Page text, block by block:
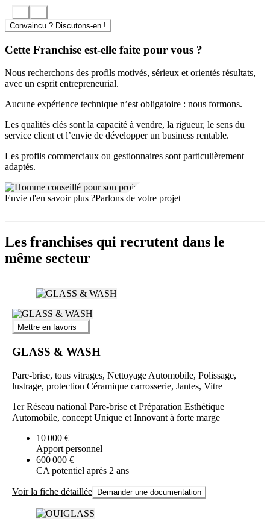
Convaincu ? Discutons-en !
Cette Franchise est-elle faite pour vous ?
Nous recherchons des profils motivés, sérieux et orientés résultats,
avec un esprit entrepreneurial.
Aucune expérience technique n’est obligatoire : nous formons.
Les qualités clés sont la capacité à vendre, la rigueur, le sens du
service client et l’envie de développer un business rentable.
Les profils commerciaux ou gestionnaires sont particulièrement
adaptés.
Envie d'en savoir plus ?Parlons de votre projet
Les franchises qui recrutent dans le
même secteur
Mettre en favoris
GLASS & WASH
Pare-brise, tous vitrages, Nettoyage Automobile, Polissage,
lustrage, protection Céramique carrosserie, Jantes, Vitre
1er Réseau national Pare-brise et Préparation Esthétique
Automobile, concept Unique et Innovant à forte marge
10 000 €
Apport personnel
600 000 €
CA potentiel après 2 ans
Voir la fiche détaillée Demander une documentation